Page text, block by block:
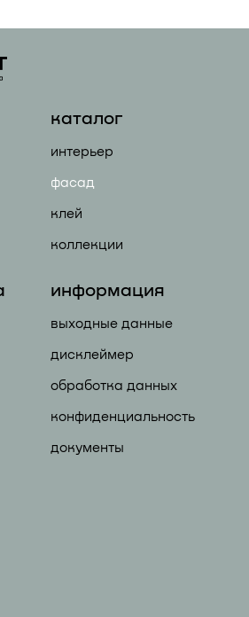
каталог
интерьер
фасад
клей
коллекции
информация
выходные данные
дисклеймер
обработка данных
конфиденциальность
документы